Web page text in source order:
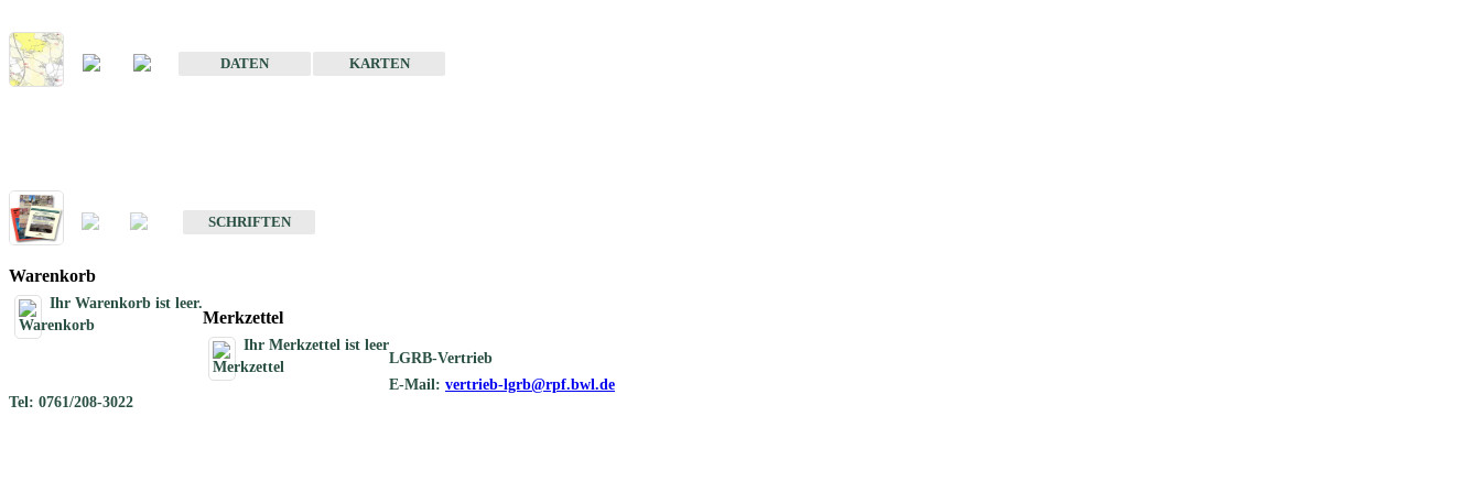
DATEN
KARTEN
SCHRIFTEN
Warenkorb
Ihr Warenkorb ist leer.
Merkzettel
Ihr Merkzettel ist leer
LGRB-Vertrieb
E-Mail: vertrieb-lgrb@rpf.bwl.de
Tel: 0761/208-3022